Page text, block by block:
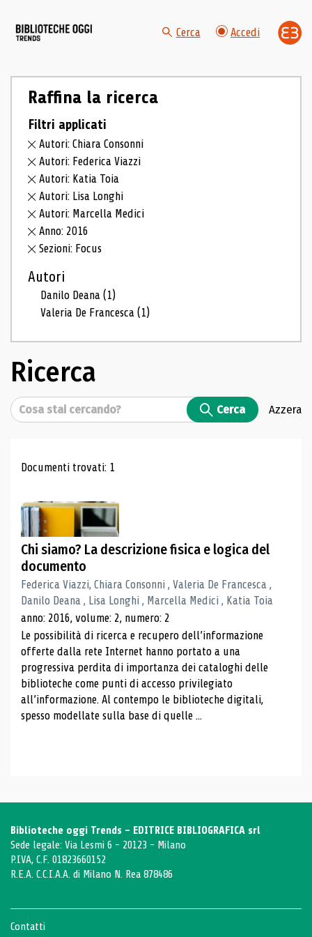
Cerca Accedi
Raffina la ricerca
Filtri applicati
Autori: Chiara Consonni
Autori: Federica Viazzi
Autori: Katia Toia
Autori: Lisa Longhi
Autori: Marcella Medici
Anno: 2016
Sezioni: Focus
Autori
Danilo Deana(1)
Valeria De Francesca(1)
Ricerca
Cerca Cerca Azzera
Risultati di ricerca
Documenti trovati: 1
Chi siamo? La descrizione fisica e logica del
documento
Federica Viazzi, Chiara Consonni , Valeria De Francesca ,
Danilo Deana , Lisa Longhi , Marcella Medici , Katia Toia
anno: 2016, volume: 2, numero: 2
Le possibilità di ricerca e recupero dell’informazione
offerte dalla rete Internet hanno portato a una
progressiva perdita di importanza dei cataloghi delle
biblioteche come punti di accesso privilegiato
all’informazione. Al contempo le biblioteche digitali,
spesso modellate sulla base di quelle ...
Biblioteche oggi Trends - EDITRICE BIBLIOGRAFICA srl
Sede legale: Via Lesmi 6 - 20123 - Milano
P.IVA, C.F. 01823660152
R.E.A. C.C.I.A.A. di Milano N. Rea 878486
Contatti